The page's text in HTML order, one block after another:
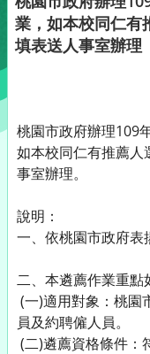
業，如本校同仁有
填表送人事室辦理
桃園市政府辦理109
如本校同仁有推薦人
事室辦理。
說明：
一、依桃園市政府表
二、本遴薦作業重點
(一)適用對象：桃園
員及約聘僱人員。
(二)遴薦資格條件：